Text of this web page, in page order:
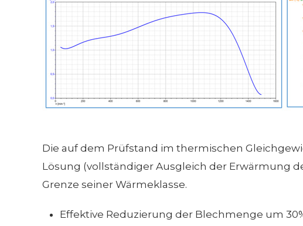
Die auf dem Prüfstand im thermischen
Lösung (vollständiger Ausgleich der Erwärmung
Grenze seiner Wärmeklasse.
Effektive Reduzierung der Blechmenge um